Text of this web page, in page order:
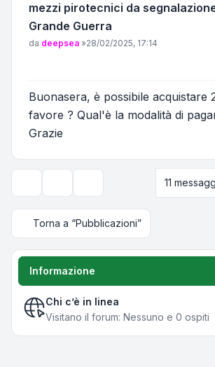
mezzi pirotecnici da
Grande Guerra
Messaggio
da deepsea »28/02/2025, 17:14
Buonasera, è possibile acquistare
favore ? Qual'è la modalità di
Grazie
Opzioni di visualizzazione e
11
Torna a “Pubblicazioni”
Informazione
Chi c’è in linea
Visitano il forum: Nessuno e 0 ospiti